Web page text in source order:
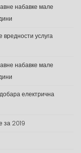
набавке мале
вредности услуга
набавке мале
електрична
за 2019